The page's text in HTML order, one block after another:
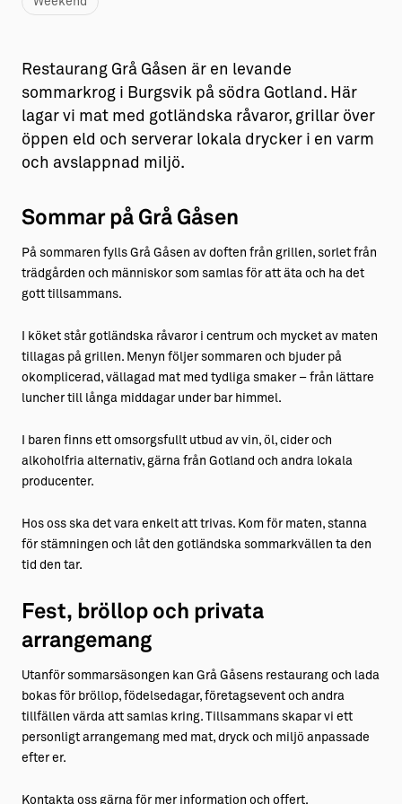
Restaurang Grå Gåsen är en levande
sommarkrog i Burgsvik på södra Gotland. Här
lagar vi mat med gotländska råvaror, grillar över
öppen eld och serverar lokala drycker i en varm
och avslappnad miljö.
Sommar på Grå Gåsen
På sommaren fylls Grå Gåsen av doften från grillen, sorlet från
trädgården och människor som samlas för att äta och ha det
gott tillsammans.
I köket står gotländska råvaror i centrum och mycket av maten
tillagas på grillen. Menyn följer sommaren och bjuder på
okomplicerad, vällagad mat med tydliga smaker – från lättare
luncher till långa middagar under bar himmel.
I baren finns ett omsorgsfullt utbud av vin, öl, cider och
alkoholfria alternativ, gärna från Gotland och andra lokala
producenter.
Hos oss ska det vara enkelt att trivas. Kom för maten, stanna
för stämningen och låt den gotländska sommarkvällen ta den
tid den tar.
Fest, bröllop och privata
arrangemang
Utanför sommarsäsongen kan Grå Gåsens restaurang och lada
bokas för bröllop, födelsedagar, företagsevent och andra
tillfällen värda att samlas kring. Tillsammans skapar vi ett
personligt arrangemang med mat, dryck och miljö anpassade
efter er.
Kontakta oss gärna för mer information och offert.